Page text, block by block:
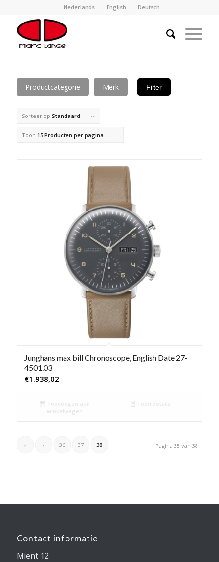
Nederlands English Deutsch
Productcategorie Merk Filter
Sorteer op Standaard
Toon 15 Producten per pagina
Junghans max bill Chronoscope, English Date 27-
4501.03
€1.938,02
Toevoegen aan
winkelwagen
Toon details
Pagina 38 van 38
« ‹ 36 37 38
Contact informatie
Mient 12